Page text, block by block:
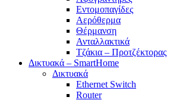
Εντομοπαγίδες
Αερόθερμα
Θέρμανση
Ανταλλακτικά
Τζάκια – Προτζέκτορας
Δικτυακά – SmartHome
Δικτυακά
Ethernet Switch
Router